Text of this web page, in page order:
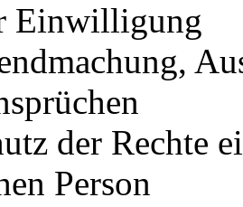
Einwilligung
der Rechte
Person